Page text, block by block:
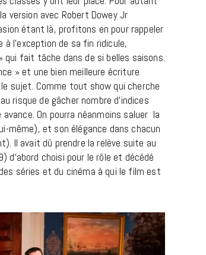
version avec Robert Dowey Jr
étant là, profitons en pour rappeler
l’exception de sa fin ridicule,
qui fait tâche dans de si belles saisons.
» et une bien meilleure écriture
sujet. Comme tout show qui cherche
risque de gâcher nombre d’indices
On pourra néanmoins saluer la
même), et son élégance dans chacun
Il avait dû prendre la relève suite au
d’abord choisi pour le rôle et décédé
séries et du cinéma à qui le film est